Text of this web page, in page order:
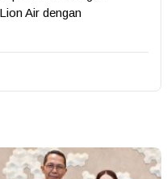
Air dengan